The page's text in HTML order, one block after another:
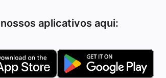
aplicativos aqui: